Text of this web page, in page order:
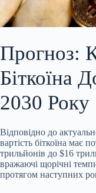
Прогноз:
Біткоїна
2030 Року
Відповідно до
вартість біткоїна має
трильйонів до $16
вражаючі щорічні
протягом наступних